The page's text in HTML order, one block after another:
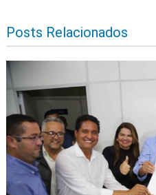
Posts Relacionados